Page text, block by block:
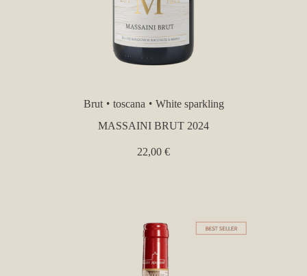
Brut toscana
White sparkling
MASSAINI BRUT 2024
22,00 €